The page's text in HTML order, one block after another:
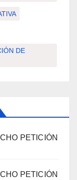
DE
PETICIÓN
PETICIÓN